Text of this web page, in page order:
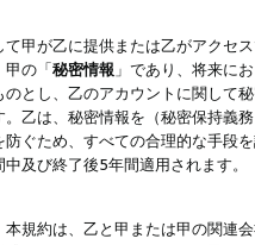
甲が乙に提供または乙がアクセ
甲の「秘密情報 」であり、将来に
とし、乙のアカウントに関して
乙は、秘密情報を（秘密保持義
ぐため、すべての合理的な手段
及び終了後5年間適用されます。
規約は、乙と甲または甲の関連